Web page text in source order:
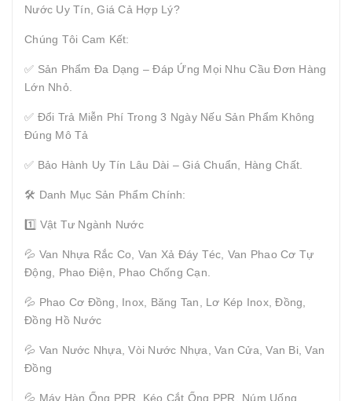
Nước Uy Tín, Giá Cả Hợp Lý?
Chúng Tôi Cam Kết:
✅ Sản Phẩm Đa Dạng – Đáp Ứng Mọi Nhu Cầu Đơn Hàng
Lớn Nhỏ.
✅ Đổi Trả Miễn Phí Trong 3 Ngày Nếu Sản Phẩm Không
Đúng Mô Tả
✅ Bảo Hành Uy Tín Lâu Dài – Giá Chuẩn, Hàng Chất.
🛠 Danh Mục Sản Phẩm Chính:
1️⃣ Vật Tư Ngành Nước
💦 Van Nhựa Rắc Co, Van Xả Đáy Téc, Van Phao Cơ Tự
Động, Phao Điện, Phao Chống Cạn.
💦 Phao Cơ Đồng, Inox, Băng Tan, Lơ Kép Inox, Đồng,
Đồng Hồ Nước
💦 Van Nước Nhựa, Vòi Nước Nhựa, Van Cửa, Van Bi, Van
Đồng
💦 Máy Hàn Ống PPR, Kéo Cắt Ống PPR, Núm Uống